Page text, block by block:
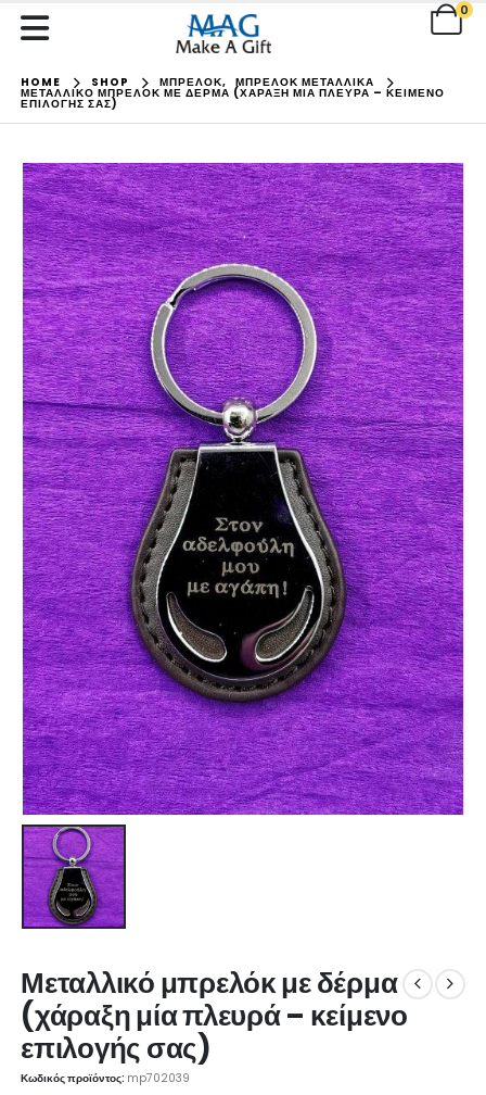
0
HOME SHOP ΜΠΡΕΛΟΚ, ΜΠΡΕΛΟΚ ΜΕΤΑΛΛΙΚΑ
ΜΕΤΑΛΛΙΚΌ ΜΠΡΕΛΌΚ ΜΕ ΔΈΡΜΑ (ΧΆΡΑΞΗ ΜΊΑ ΠΛΕΥΡΆ – ΚΕΊΜΕΝΟ
ΕΠΙΛΟΓΉΣ ΣΑΣ)
Μεταλλικό μπρελόκ με δέρμα
(χάραξη μία πλευρά – κείμενο
επιλογής σας)
Κωδικός προϊόντος: mp702039